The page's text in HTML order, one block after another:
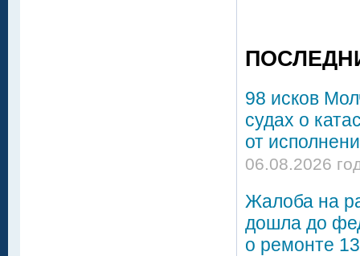
98 исков
судах о
от
06.08.2026
Жалоба на
дошла до
о ремонте